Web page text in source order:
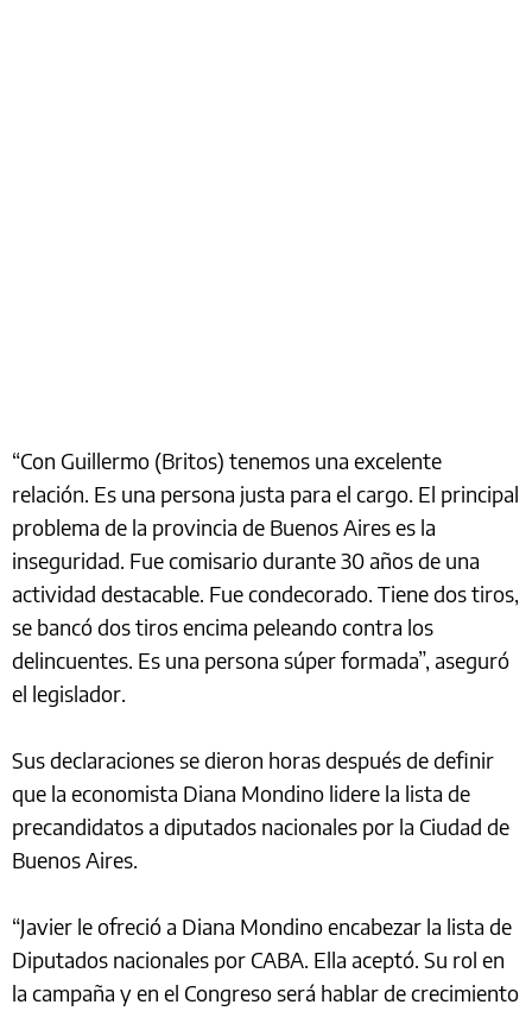
“Con Guillermo (Britos) tenemos una excelente
relación. Es una persona justa para el cargo. El principal
problema de la provincia de Buenos Aires es la
inseguridad. Fue comisario durante 30 años de una
actividad destacable. Fue condecorado. Tiene dos tiros,
se bancó dos tiros encima peleando contra los
delincuentes. Es una persona súper formada”, aseguró
el legislador.
Sus declaraciones se dieron horas después de definir
que la economista Diana Mondino lidere la lista de
precandidatos a diputados nacionales por la Ciudad de
Buenos Aires.
“Javier le ofreció a Diana Mondino encabezar la lista de
Diputados nacionales por CABA. Ella aceptó. Su rol en
la campaña y en el Congreso será hablar de crecimiento